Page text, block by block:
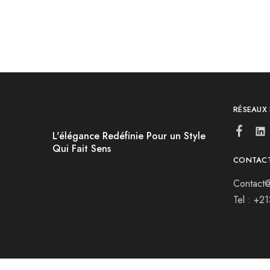
L'élégance Redéfinie Pour un Style
Qui Fait Sens
Tel :